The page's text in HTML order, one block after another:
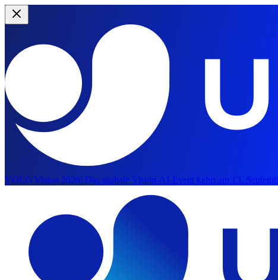
YOLO Vision 2026: Das globale Vision-AI-Event kehrt am 13.